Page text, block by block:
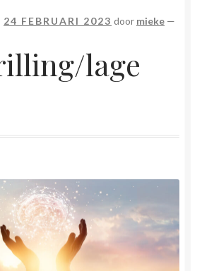
sterk veranderende tijd
hoog gevoeligheid
bent
verhalen ©Mieke
24 FEBRUARI 2023 door mieke —
lage